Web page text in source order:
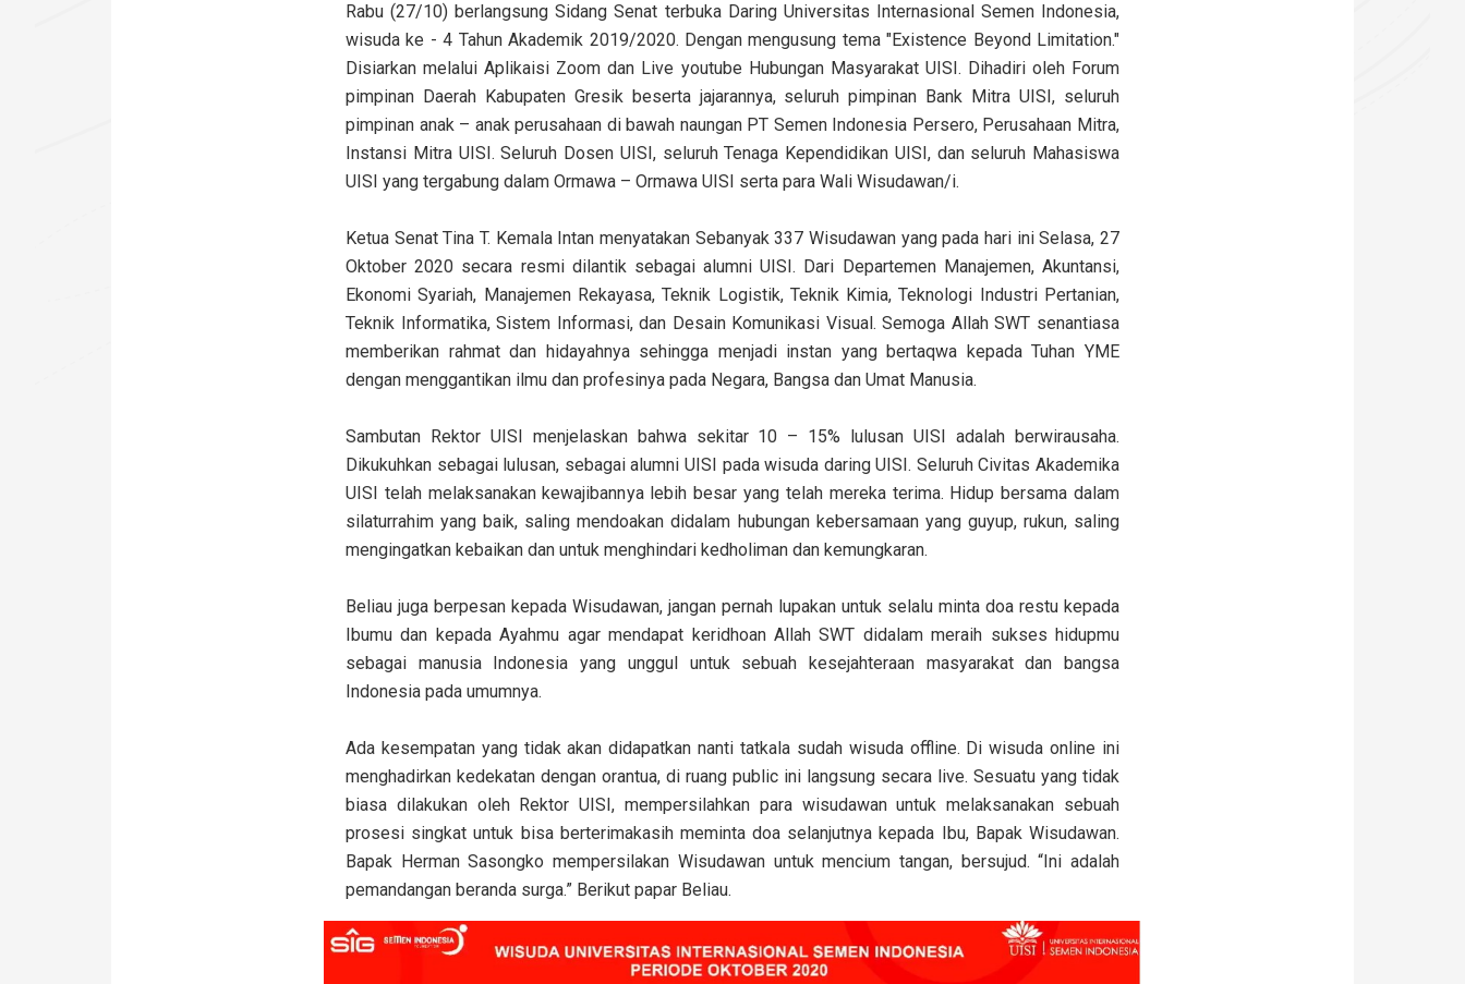
Rabu (27/10) berlangsung Sidang Senat terbuka Daring Universitas Internasional Semen Indonesia,
wisuda ke - 4 Tahun Akademik 2019/2020. Dengan mengusung tema "Existence Beyond Limitation."
Disiarkan melalui Aplikaisi Zoom dan Live youtube Hubungan Masyarakat UISI. Dihadiri oleh Forum
pimpinan Daerah Kabupaten Gresik beserta jajarannya, seluruh pimpinan Bank Mitra UISI, seluruh
pimpinan anak – anak perusahaan di bawah naungan PT Semen Indonesia Persero, Perusahaan Mitra,
Instansi Mitra UISI. Seluruh Dosen UISI, seluruh Tenaga Kependidikan UISI, dan seluruh Mahasiswa
UISI yang tergabung dalam Ormawa – Ormawa UISI serta para Wali Wisudawan/i.
Ketua Senat Tina T. Kemala Intan menyatakan Sebanyak 337 Wisudawan yang pada hari ini Selasa, 27
Oktober 2020 secara resmi dilantik sebagai alumni UISI. Dari Departemen Manajemen, Akuntansi,
Ekonomi Syariah, Manajemen Rekayasa, Teknik Logistik, Teknik Kimia, Teknologi Industri Pertanian,
Teknik Informatika, Sistem Informasi, dan Desain Komunikasi Visual. Semoga Allah SWT senantiasa
memberikan rahmat dan hidayahnya sehingga menjadi instan yang bertaqwa kepada Tuhan YME
dengan menggantikan ilmu dan profesinya pada Negara, Bangsa dan Umat Manusia.
Sambutan Rektor UISI menjelaskan bahwa sekitar 10 – 15% lulusan UISI adalah berwirausaha.
Dikukuhkan sebagai lulusan, sebagai alumni UISI pada wisuda daring UISI. Seluruh Civitas Akademika
UISI telah melaksanakan kewajibannya lebih besar yang telah mereka terima. Hidup bersama dalam
silaturrahim yang baik, saling mendoakan didalam hubungan kebersamaan yang guyup, rukun, saling
mengingatkan kebaikan dan untuk menghindari kedholiman dan kemungkaran.
Beliau juga berpesan kepada Wisudawan, jangan pernah lupakan untuk selalu minta doa restu kepada
Ibumu dan kepada Ayahmu agar mendapat keridhoan Allah SWT didalam meraih sukses hidupmu
sebagai manusia Indonesia yang unggul untuk sebuah kesejahteraan masyarakat dan bangsa
Indonesia pada umumnya.
Ada kesempatan yang tidak akan didapatkan nanti tatkala sudah wisuda offline. Di wisuda online ini
menghadirkan kedekatan dengan orantua, di ruang public ini langsung secara live. Sesuatu yang tidak
biasa dilakukan oleh Rektor UISI, mempersilahkan para wisudawan untuk melaksanakan sebuah
prosesi singkat untuk bisa berterimakasih meminta doa selanjutnya kepada Ibu, Bapak Wisudawan.
Bapak Herman Sasongko mempersilakan Wisudawan untuk mencium tangan, bersujud. “Ini adalah
pemandangan beranda surga.” Berikut papar Beliau.